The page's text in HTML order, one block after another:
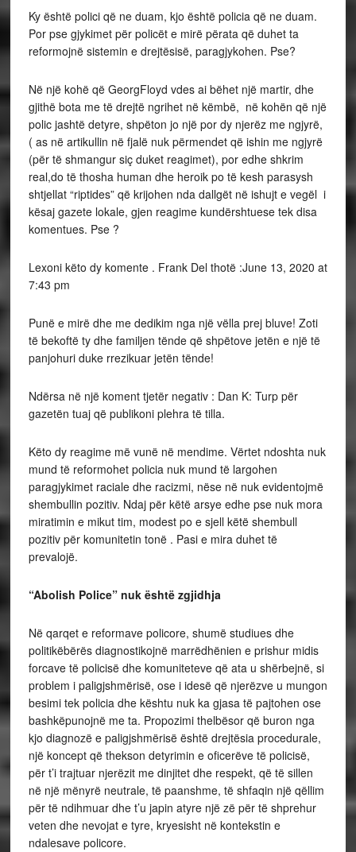
Ky është polici që ne duam, kjo është policia që ne duam.
Por pse gjykimet për policët e mirë përata që duhet ta
reformojnë sistemin e drejtësisë, paragjykohen. Pse?
Në një kohë që GeorgFloyd vdes ai bëhet një martir, dhe
gjithë bota me të drejtë ngrihet në këmbë, në kohën që një
polic jashtë detyre, shpëton jo një por dy njerëz me ngjyrë,
( as në artikullin në fjalë nuk përmendet që ishin me ngjyrë
(për të shmangur siç duket reagimet), por edhe shkrim
real,do të thosha human dhe heroik po të kesh parasysh
shtjellat “riptides” që krijohen nda dallgët në ishujt e vegël i
kësaj gazete lokale, gjen reagime kundërshtuese tek disa
komentues. Pse ?
Lexoni këto dy komente . Frank Del thotë :June 13, 2020 at
7:43 pm
Punë e mirë dhe me dedikim nga një vëlla prej bluve! Zoti
të bekoftë ty dhe familjen tënde që shpëtove jetën e një të
panjohuri duke rrezikuar jetën tënde!
Ndërsa në një koment tjetër negativ : Dan K: Turp për
gazetën tuaj që publikoni plehra të tilla.
Këto dy reagime më vunë në mendime. Vërtet ndoshta nuk
mund të reformohet policia nuk mund të largohen
paragjykimet raciale dhe racizmi, nëse në nuk evidentojmë
shembullin pozitiv. Ndaj për këtë arsye edhe pse nuk mora
miratimin e mikut tim, modest po e sjell këtë shembull
pozitiv për komunitetin tonë . Pasi e mira duhet të
prevalojë.
“Abolish Police” nuk është zgjidhja
Në qarqet e reformave policore, shumë studiues dhe
politikëbërës diagnostikojnë marrëdhënien e prishur midis
forcave të policisë dhe komuniteteve që ata u shërbejnë, si
problem i paligjshmërisë, ose i idesë që njerëzve u mungon
besimi tek policia dhe kështu nuk ka gjasa të pajtohen ose
bashkëpunojnë me ta. Propozimi thelbësor që buron nga
kjo diagnozë e paligjshmërisë është drejtësia procedurale,
një koncept që thekson detyrimin e oficerëve të policisë,
për t’i trajtuar njerëzit me dinjitet dhe respekt, që të sillen
në një mënyrë neutrale, të paanshme, të shfaqin një qëllim
për të ndihmuar dhe t’u japin atyre një zë për të shprehur
veten dhe nevojat e tyre, kryesisht në kontekstin e
ndalesave policore.